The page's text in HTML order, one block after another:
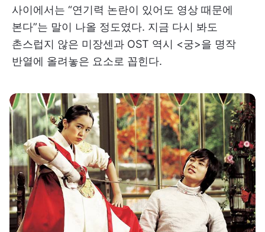
사이에서는 “연기력 논란이 있어도 영상 때문에
본다”는 말이 나올 정도였다. 지금 다시 봐도
촌스럽지 않은 미장센과 OST 역시 <궁>을 명작
반열에 올려놓은 요소로 꼽힌다.